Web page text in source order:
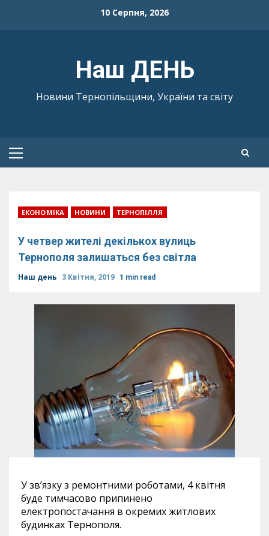
10 Серпня, 2026
Наш ДЕНЬ
Новини Тернопільщини, України та світу
Primary
ЕКОНОМІКА НОВИНИ ТЕРНОПІЛЛЯ
У четвер жителі декількох вулиць
Тернополя залишаться без світла
Наш день 3 Квітня, 2019 1 min read
У зв’язку з ремонтними роботами, 4 квітня
буде тимчасово припинено
електропостачання в окремих житлових
будинках Тернополя.